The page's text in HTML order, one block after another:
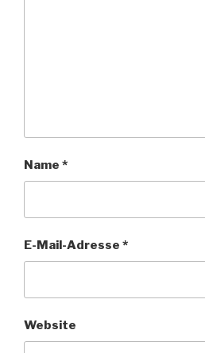
Name *
E-Mail-Adresse *
Website